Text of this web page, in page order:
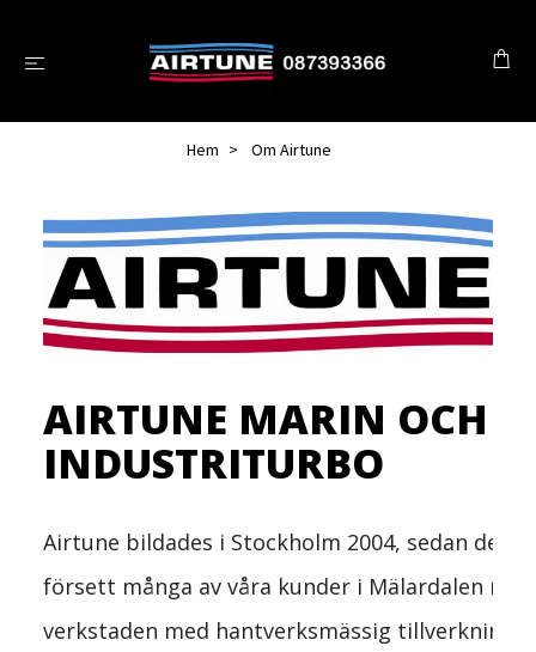
Hem Om Airtune
AIRTUNE MARIN OCH
INDUSTRITURBO
Airtune bildades i Stockholm 2004, sedan
försett många av våra kunder i Mälardalen
verkstaden med hantverksmässig tillverkning